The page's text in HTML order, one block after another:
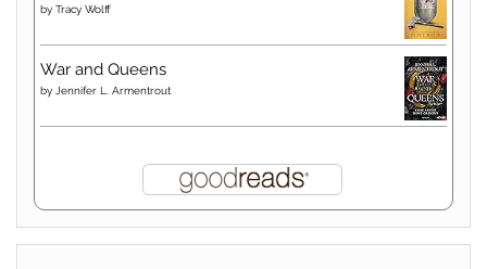
by Tracy Wolff
War and Queens
by Jennifer L. Armentrout